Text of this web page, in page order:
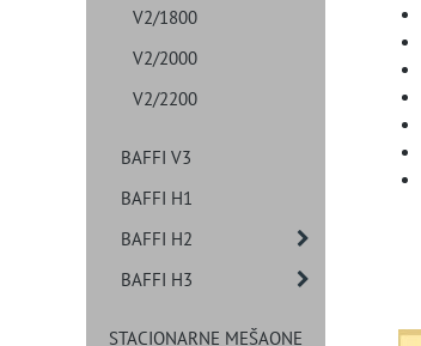
V2/1800
V2/2000
V2/2200
BAFFI V3
BAFFI H1
BAFFI H2
BAFFI H3
STACIONARNE MEŠAONE